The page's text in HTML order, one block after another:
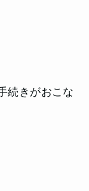
続きがおこな